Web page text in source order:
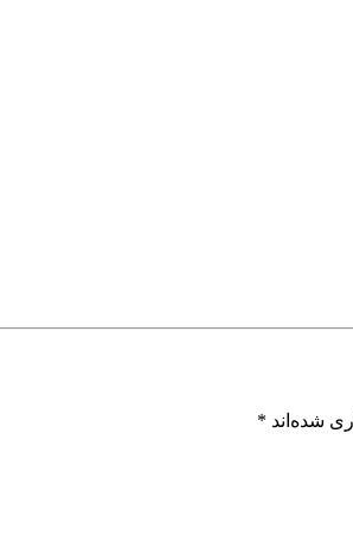
شده‌اند *